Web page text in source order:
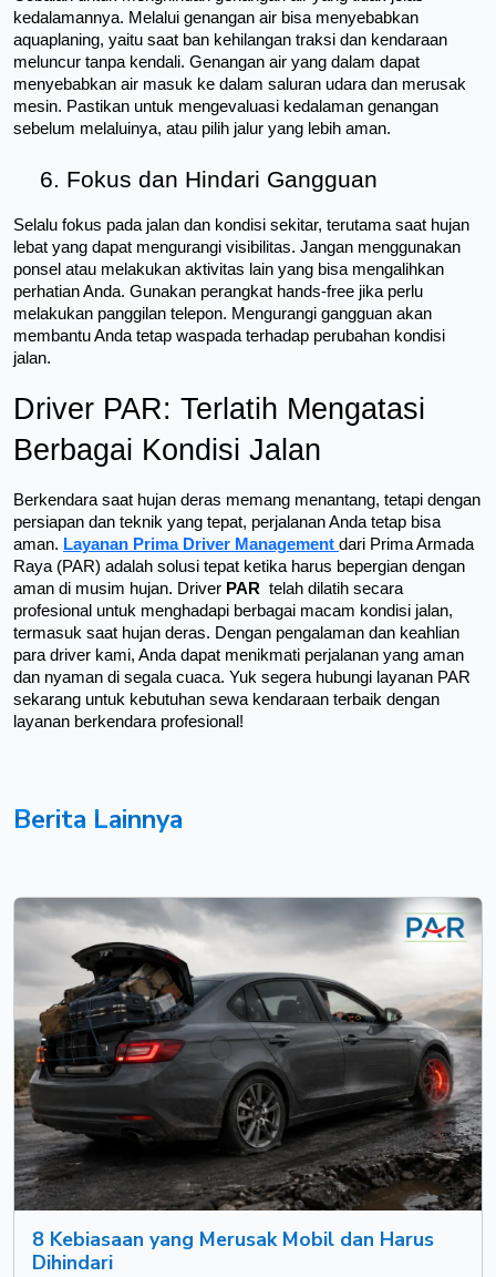
kedalamannya. Melalui genangan air bisa menyebabkan
aquaplaning, yaitu saat ban kehilangan traksi dan kendaraan
meluncur tanpa kendali. Genangan air yang dalam dapat
menyebabkan air masuk ke dalam saluran udara dan merusak
mesin. Pastikan untuk mengevaluasi kedalaman genangan
sebelum melaluinya, atau pilih jalur yang lebih aman.
6. Fokus dan Hindari Gangguan
Selalu fokus pada jalan dan kondisi sekitar, terutama saat hujan
lebat yang dapat mengurangi visibilitas. Jangan menggunakan
ponsel atau melakukan aktivitas lain yang bisa mengalihkan
perhatian Anda. Gunakan perangkat hands-free jika perlu
melakukan panggilan telepon. Mengurangi gangguan akan
membantu Anda tetap waspada terhadap perubahan kondisi
jalan.
Driver PAR: Terlatih Mengatasi
Berbagai Kondisi Jalan
Berkendara saat hujan deras memang menantang, tetapi dengan
persiapan dan teknik yang tepat, perjalanan Anda tetap bisa
aman. Layanan Prima Driver Management dari Prima Armada
Raya (PAR) adalah solusi tepat ketika harus bepergian dengan
aman di musim hujan. Driver PAR telah dilatih secara
profesional untuk menghadapi berbagai macam kondisi jalan,
termasuk saat hujan deras. Dengan pengalaman dan keahlian
para driver kami, Anda dapat menikmati perjalanan yang aman
dan nyaman di segala cuaca. Yuk segera hubungi layanan PAR
sekarang untuk kebutuhan sewa kendaraan terbaik dengan
layanan berkendara profesional!
Berita Lainnya
8 Kebiasaan yang Merusak Mobil dan Harus
Dihindari